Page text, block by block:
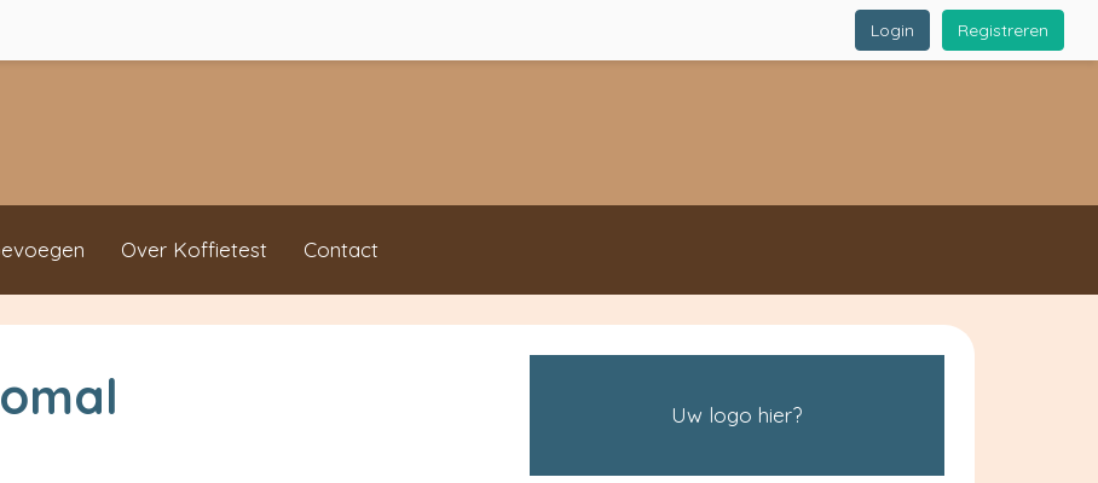
Registreren
Login
Over Koffietest Contact
Uw logo hier?